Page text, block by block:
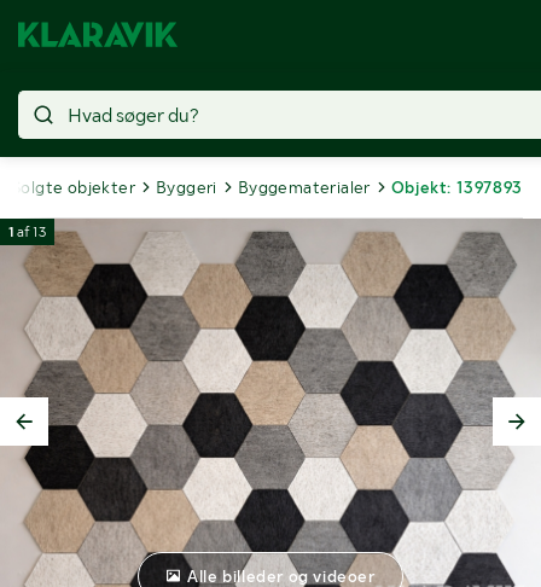
Solgte objekter Byggeri Byggematerialer Objekt: 1397893
1 af13
Alle billeder og videoer